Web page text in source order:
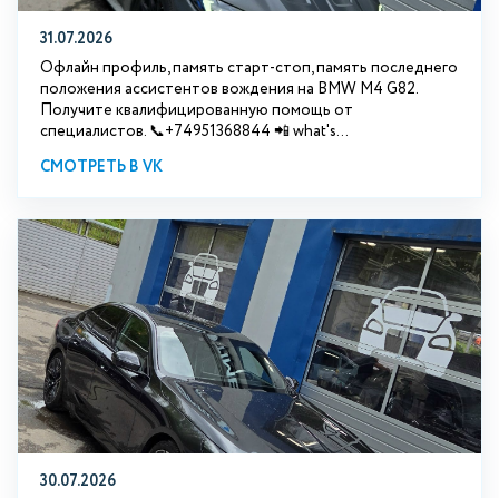
31.07.2026
Офлайн профиль, память старт-стоп, память последнего
положения ассистентов вождения на BMW М4 G82.
Получите квалифицированную помощь от
специалистов. 📞+74951368844 📲 what's...
СМОТРЕТЬ В VK
30.07.2026